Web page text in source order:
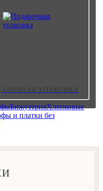
УПАКОВКА
БижутерияХлопковые
и платки без